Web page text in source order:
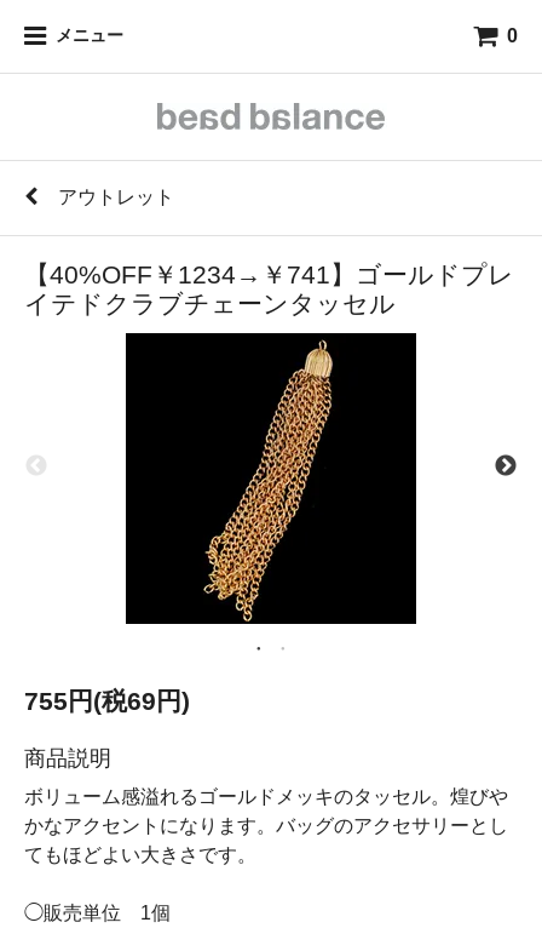
メニュー 0
アウトレット
【40%OFF￥1234→￥741】ゴールドプレ
イテドクラブチェーンタッセル
755円(税69円)
商品説明
ボリューム感溢れるゴールドメッキのタッセル。煌びや
かなアクセントになります。バッグのアクセサリーとし
てもほどよい大きさです。
◯販売単位 1個